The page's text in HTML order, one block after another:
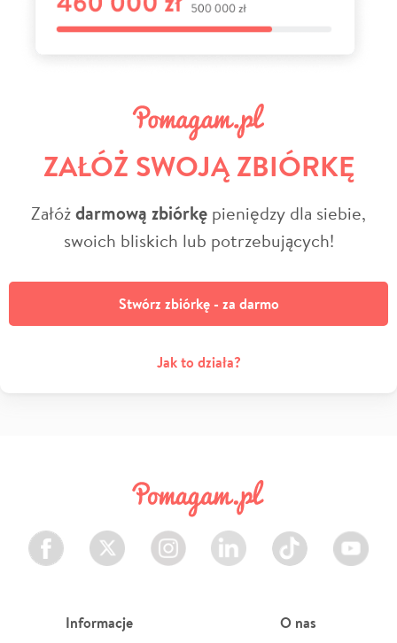
ZAŁÓŻ SWOJĄ ZBIÓRKĘ
Załóżdarmową zbiórkę pieniędzy dla siebie,
swoich bliskich lub potrzebujących!
Stwórz zbiórkę - za darmo
Jak to działa?
Facebook Twitter Instagram LinkedIn TikTok Youtube
Informacje O nas